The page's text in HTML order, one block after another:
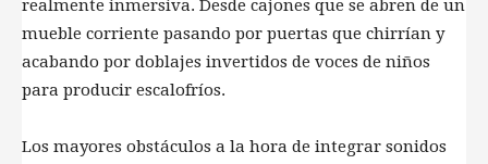
realmente inmersiva. Desde cajones que se abren de un
mueble corriente pasando por puertas que chirrían y
acabando por doblajes invertidos de voces de niños
para producir escalofríos.
Los mayores obstáculos a la hora de integrar sonidos